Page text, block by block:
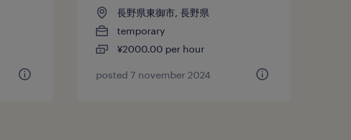
長野県東御市, 長野県
temporary
¥2000.00 per hour
posted 7 november 2024